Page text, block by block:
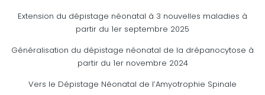
Extension du dépistage néonatal à 3 nouvelles maladies à
partir du 1er septembre 2025
Généralisation du dépistage néonatal de la drépanocytose à
partir du 1er novembre 2024
Vers le Dépistage Néonatal de l’Amyotrophie Spinale